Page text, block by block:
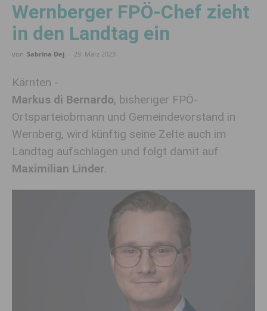
Wernberger FPÖ-Chef zieht
in den Landtag ein
von Sabrina Dej - 29. März 2023
Kärnten -
Markus di Bernardo, bisheriger FPÖ-
Ortsparteiobmann und Gemeindevorstand in
Wernberg, wird künftig seine Zelte auch im
Landtag aufschlagen und folgt damit auf
Maximilian Linder.